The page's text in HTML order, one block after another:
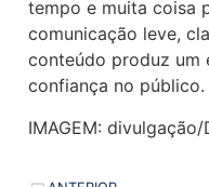
tempo e muita coisa
comunicação leve,
conteúdo produz um
confiança no público.
IMAGEM: divulgação/